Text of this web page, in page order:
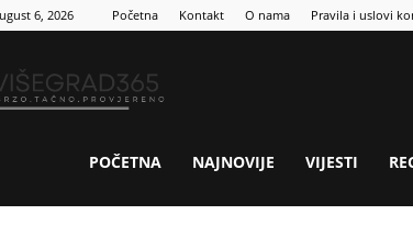
6, 2026 Početna Kontakt O nama Pravila i uslovi
365
POČETNA NAJNOVIJE VIJESTI